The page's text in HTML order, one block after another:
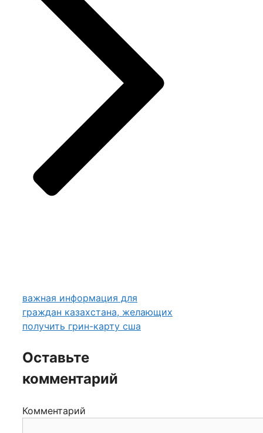
важная информация для
граждан казахстана, желающих
получить грин-карту сша
Оставьте
комментарий
Комментарий